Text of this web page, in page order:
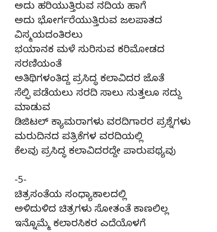
ಅದು ಹರಿಯುತ್ತಿರುವ ನದಿಯ ಹಾಗೆ
ಅದು ಭೋರ್ಗರೆಯುತ್ತಿರುವ ಜಲಪಾತದ
ವಿಸ್ಮಯದಂತಿರಲು
ಭಯಾನಕ ಮಳೆ ಸುರಿಸುವ ಕರಿಮೋಡದ
ಸರಣಿಯಂತೆ
ಅತಿಥಿಗಳಂತಿದ್ದ ಪ್ರಸಿದ್ಧ ಕಲಾವಿದರ ಜೊತೆ
ಸೆಲ್ಫಿ ಪಡೆಯಲು ಸರದಿ ಸಾಲು ಸುತ್ತಲೂ ಸದ್ದು
ಮಾಡುವ
ಡಿಜಿಟಲ್ ಕ್ಯಾಮರಾಗಳು ವರದಿಗಾರರ ಪ್ರಶ್ನೆಗಳು
ಮರುದಿನದ ಪತ್ರಿಕೆಗಳ ವರದಿಯಲ್ಲಿ
ಕೆಲವು ಪ್ರಸಿದ್ಧ ಕಲಾವಿದರದ್ದೇ ಪಾರುಪಥ್ಯವು
-5-
ಚಿತ್ರಸಂತೆಯ ಸಂಧ್ಯಾಕಾಲದಲ್ಲಿ
ಅಳಿದುಳಿದ ಚಿತ್ರಗಳು ಸೋತಂತೆ ಕಾಣಲಿಲ್ಲ
ಇನ್ನೊಮ್ಮೆ ಕಲಾರಸಿಕರ ಎದೆಯೊಳಗೆ